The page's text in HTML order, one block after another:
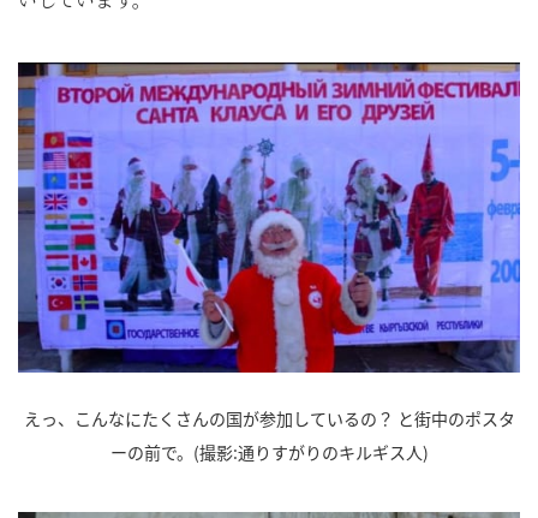
えっ、こんなにたくさんの国が参加しているの？ と街中のポスタ
ーの前で。(撮影:通りすがりのキルギス人)